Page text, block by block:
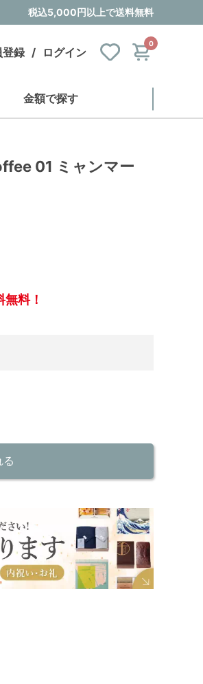
税込5,000円以上で送料無料
録 / ログイン
0
金額で探す
01 ミャンマー
無料！
る